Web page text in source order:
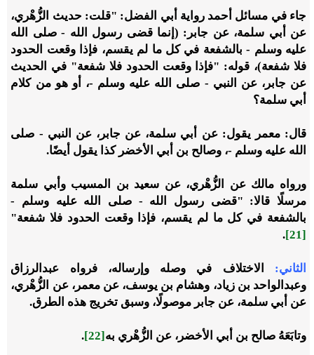
جاء في مسائل أحمد رواية أبي الفضل: "قلت: حديث الزُّهْري،
عن أبي سلمة، عن جابر: (إنما قضى رسول الله - صلى الله
عليه وسلم - بالشفعة في كل ما لم يقسم، فإذا وقعت الحدود
فلا شفعة)، قوله: "فإذا وقعت الحدود فلا شفعة" في الحديث
عن جابر، عن النبي - صلى الله عليه وسلم -، أو هو من كلام
أبي سلمة؟
قال: معمر يقول: عن أبي سلمة، عن جابر، عن النبي - صلى
الله عليه وسلم -، وصالح بن أبي الأخضر كذا يقول أيضًا.
ورواه مالك عن الزُّهْري، عن سعيد بن المسيب وأبي سلمة
مرسلًا قالا: "قضى رسول الله - صلى الله عليه وسلم -
بالشفعة في كل ما لم يقسم، فإذا وقعت الحدود فلا شفعة"
[21]
.
الثاني:
الاختلاف في وصله وإرساله، فرواه عبدالرزاق
وعبدالواحد بن زياد، وهشام بن يوسف، عن معمر، عن الزُّهْري،
عن أبي سلمة، عن جابر موصولًا، وسبق تخريج هذه الطرق.
وتابَعَهُ صالح بن أبي الأخضر، عن الزُّهْري به[22]
.